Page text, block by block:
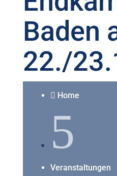
Baden
22./
 Home
5
Veranstaltungen